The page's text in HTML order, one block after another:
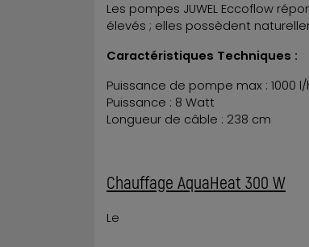
Les pompes JUWEL Eccoflow
élevés ; elles possèdent
Caractéristiques Techniques :
Puissance de pompe max : 1000 l/
Puissance : 8 Watt
Longueur de câble : 238 cm
Chauffage AquaHeat 300 W
Le